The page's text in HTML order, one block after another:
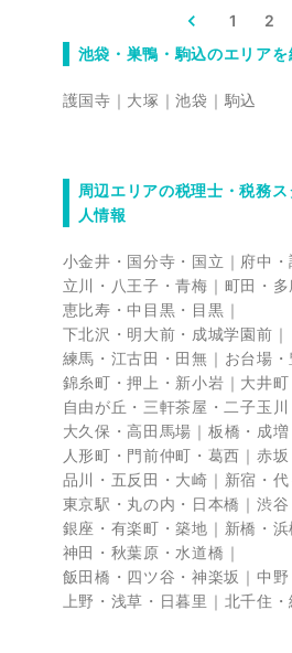
1 2
池袋・巣鴨・駒込のエリア
護国寺 大塚 池袋 駒込
周辺エリアの税理士・税務
人情報
小金井・国分寺・国立
府中
立川・八王子・青梅
町田・多
恵比寿・中目黒・目黒
下北沢・明大前・成城学園前
練馬・江古田・田無
お台場
錦糸町・押上・新小岩
大井
自由が丘・三軒茶屋・二子玉川
大久保・高田馬場
板橋・成増
人形町・門前仲町・葛西
赤
品川・五反田・大崎
新宿・代
東京駅・丸の内・日本橋
渋
銀座・有楽町・築地
新橋・
神田・秋葉原・水道橋
飯田橋・四ツ谷・神楽坂
中
上野・浅草・日暮里
北千住